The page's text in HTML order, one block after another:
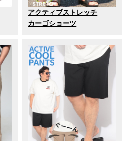
アクティブストレッチ
カーゴショーツ